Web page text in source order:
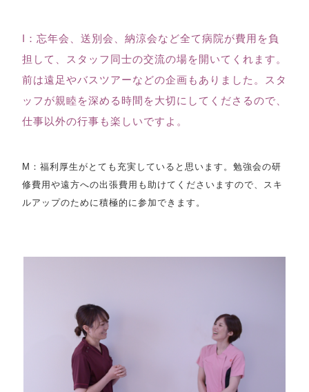
I：忘年会、送別会、納涼会など全て病院が費用を負
担して、スタッフ同士の交流の場を開いてくれます。
前は遠足やバスツアーなどの企画もありました。スタ
ッフが親睦を深める時間を大切にしてくださるので、
仕事以外の行事も楽しいですよ。
M：福利厚生がとても充実していると思います。勉強会の研
修費用や遠方への出張費用も助けてくださいますので、スキ
ルアップのために積極的に参加できます。